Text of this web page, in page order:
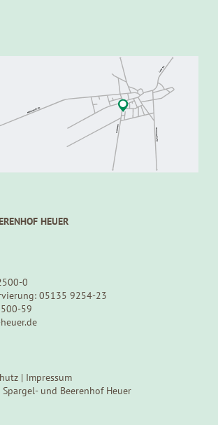
HEUER
0
05135 9254-23
59
| Impressum
und Beerenhof Heuer